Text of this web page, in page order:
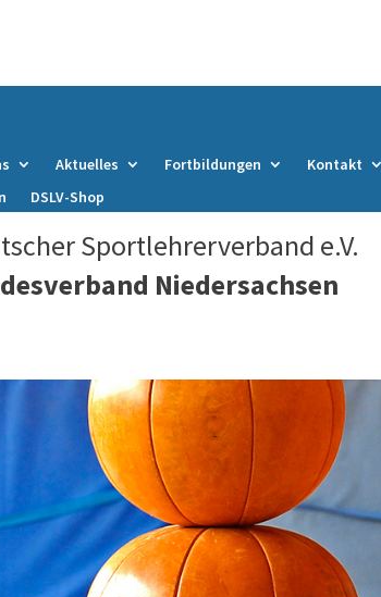
Aktuelles Fortbildungen Kontakt
DSLV-Shop
Sportlehrerverband e.V.
Niedersachsen